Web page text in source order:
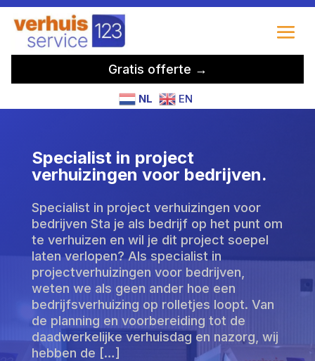
Gratis offerte →
NL EN
Specialist in project
verhuizingen voor bedrijven.
Specialist in project verhuizingen voor
bedrijven Sta je als bedrijf op het punt om
te verhuizen en wil je dit project soepel
laten verlopen? Als specialist in
projectverhuizingen voor bedrijven,
weten we als geen ander hoe een
bedrijfsverhuizing op rolletjes loopt. Van
de planning en voorbereiding tot de
daadwerkelijke verhuisdag en nazorg, wij
hebben de […]